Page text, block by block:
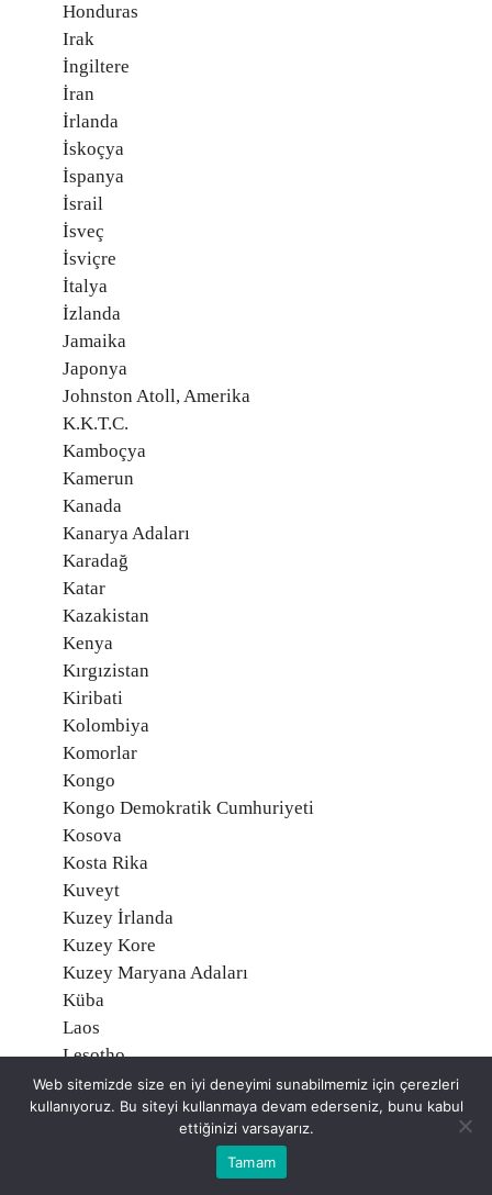
Honduras
Irak
İngiltere
İran
İrlanda
İskoçya
İspanya
İsrail
İsveç
İsviçre
İtalya
İzlanda
Jamaika
Japonya
Johnston Atoll, Amerika
K.K.T.C.
Kamboçya
Kamerun
Kanada
Kanarya Adaları
Karadağ
Katar
Kazakistan
Kenya
Kırgızistan
Kiribati
Kolombiya
Komorlar
Kongo
Kongo Demokratik Cumhuriyeti
Kosova
Kosta Rika
Kuveyt
Kuzey İrlanda
Kuzey Kore
Kuzey Maryana Adaları
Küba
Laos
Lesotho
Letonya
Liberya
Web sitemizde size en iyi deneyimi sunabilmemiz için çerezleri
kullanıyoruz. Bu siteyi kullanmaya devam ederseniz, bunu kabul
ettiğinizi varsayarız.
Tamam